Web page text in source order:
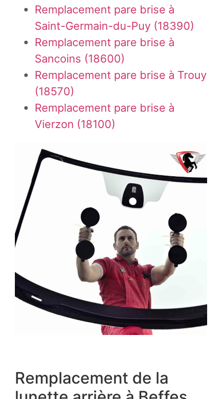
Remplacement pare brise à
Saint-Germain-du-Puy (18390)
Remplacement pare brise à
Sancoins (18600)
Remplacement pare brise à Trouy
(18570)
Remplacement pare brise à
Vierzon (18100)
Remplacement de la